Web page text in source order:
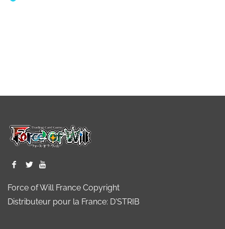
Force of Will France Copyright
Distributeur pour la France: D'STRIB